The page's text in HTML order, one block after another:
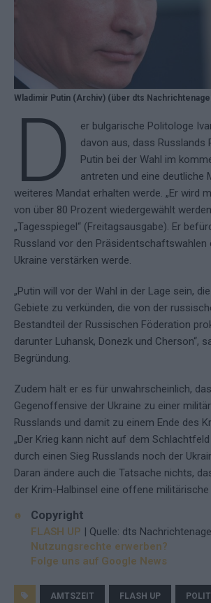
Wladimir Putin (Archiv) (über dts
D
er bulgarische Politologe
davon aus, dass Russlands
Putin bei der Wahl im
antreten und eine deutliche
weiteres Mandat erhalten werde. „Er wird
von über 80 Prozent wiedergewählt
„Tagesspiegel“ (Freitagsausgabe). Er
Russland vor den
Ukraine verstärken werde.
„Putin will vor der Wahl in der Lage sein,
Gebiete zu verkünden, die von der
Bestandteil der Russischen Föderation
darunter Luhansk, Donezk und Cherson“,
Begründung.
Zudem hält er es für unwahrscheinlich,
Gegenoffensive der Ukraine zu einer
Russlands und damit zu einem Ende des
„Der Krieg kann nicht auf dem
durch einen Sieg Russlands noch der
Daran ändere auch die Tatsache nichts,
der Krim-Halbinsel eine offene militärische
Copyright
FLASH UP | Quelle: dts
Nutzungsrechte erwerben?
Folge uns auf Google News
AMTSZEIT FLASH UP